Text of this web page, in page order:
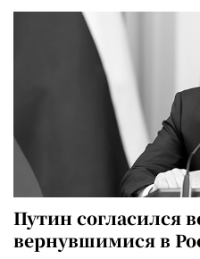
Путин согласился
вернувшимися в